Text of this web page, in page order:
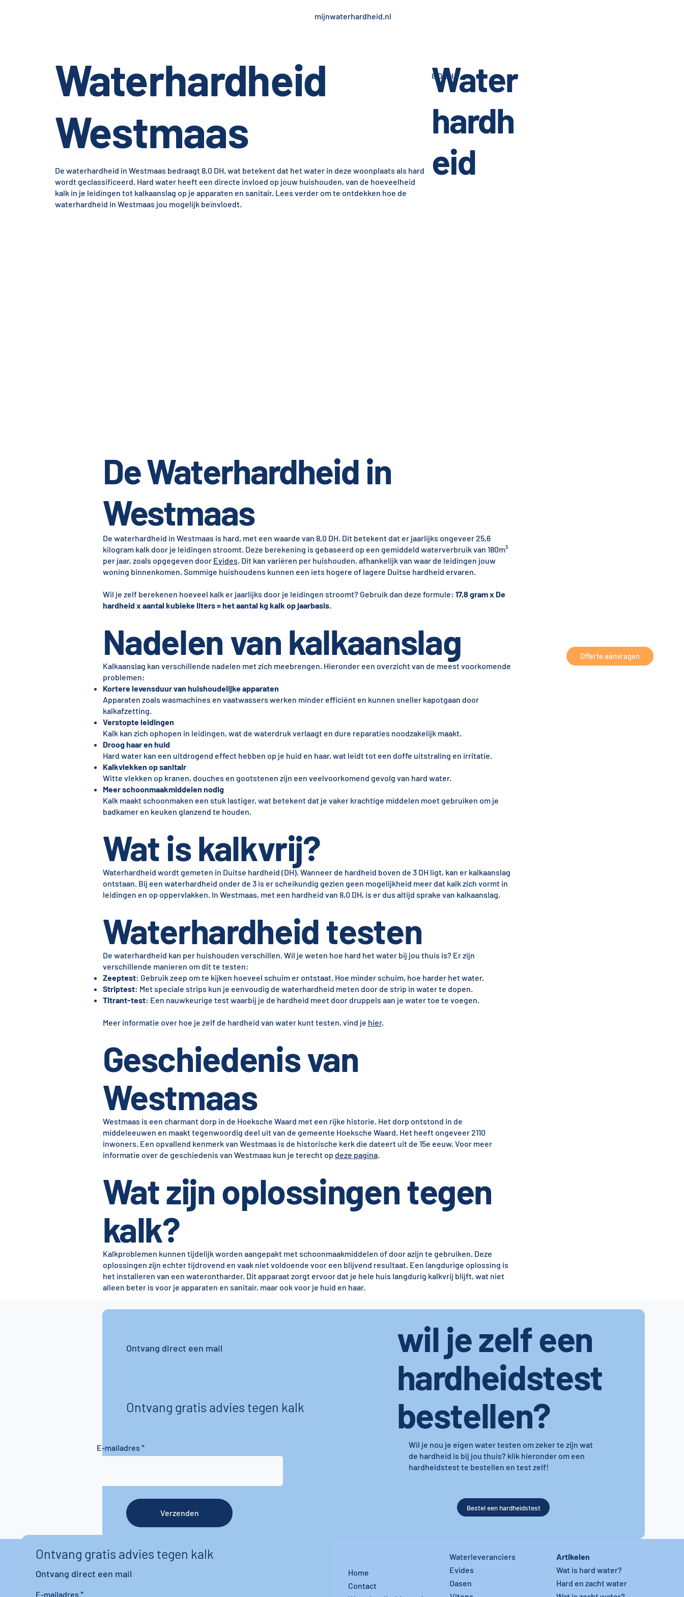
mijnwaterhardheid.nl
Waterhardheid
Westmaas
De waterhardheid in Westmaas bedraagt 8,0 DH, wat betekent dat het water in deze woonplaats als hard
wordt geclassificeerd. Hard water heeft een directe invloed op jouw huishouden, van de hoeveelheid
kalk in je leidingen tot kalkaanslag op je apparaten en sanitair. Lees verder om te ontdekken hoe de
waterhardheid in Westmaas jou mogelijk beïnvloedt.
Water
hardh
eid
8,0 dH
De Waterhardheid in
Westmaas
De waterhardheid in Westmaas is hard, met een waarde van 8,0 DH. Dit betekent dat er jaarlijks ongeveer 25,6
kilogram kalk door je leidingen stroomt. Deze berekening is gebaseerd op een gemiddeld waterverbruik van 180m³
per jaar, zoals opgegeven door Evides. Dit kan variëren per huishouden, afhankelijk van waar de leidingen jouw
woning binnenkomen. Sommige huishoudens kunnen een iets hogere of lagere Duitse hardheid ervaren.
Wil je zelf berekenen hoeveel kalk er jaarlijks door je leidingen stroomt? Gebruik dan deze formule: 17,8 gram x De
hardheid x aantal kubieke liters = het aantal kg kalk op jaarbasis.
Nadelen van kalkaanslag
Kalkaanslag kan verschillende nadelen met zich meebrengen. Hieronder een overzicht van de meest voorkomende
problemen:
Kortere levensduur van huishoudelijke apparaten
Apparaten zoals wasmachines en vaatwassers werken minder efficiënt en kunnen sneller kapotgaan door
kalkafzetting.
Verstopte leidingen
Kalk kan zich ophopen in leidingen, wat de waterdruk verlaagt en dure reparaties noodzakelijk maakt.
Droog haar en huid
Hard water kan een uitdrogend effect hebben op je huid en haar, wat leidt tot een doffe uitstraling en irritatie.
Kalkvlekken op sanitair
Witte vlekken op kranen, douches en gootstenen zijn een veelvoorkomend gevolg van hard water.
Meer schoonmaakmiddelen nodig
Kalk maakt schoonmaken een stuk lastiger, wat betekent dat je vaker krachtige middelen moet gebruiken om je
badkamer en keuken glanzend te houden.
Wat is kalkvrij?
Waterhardheid wordt gemeten in Duitse hardheid (DH). Wanneer de hardheid boven de 3 DH ligt, kan er kalkaanslag
ontstaan. Bij een waterhardheid onder de 3 is er scheikundig gezien geen mogelijkheid meer dat kalk zich vormt in
leidingen en op oppervlakken. In Westmaas, met een hardheid van 8,0 DH, is er dus altijd sprake van kalkaanslag.
Waterhardheid testen
De waterhardheid kan per huishouden verschillen. Wil je weten hoe hard het water bij jou thuis is? Er zijn
verschillende manieren om dit te testen:
Zeeptest: Gebruik zeep om te kijken hoeveel schuim er ontstaat. Hoe minder schuim, hoe harder het water.
Striptest: Met speciale strips kun je eenvoudig de waterhardheid meten door de strip in water te dopen.
Titrant-test: Een nauwkeurige test waarbij je de hardheid meet door druppels aan je water toe te voegen.
Meer informatie over hoe je zelf de hardheid van water kunt testen, vind je hier.
Geschiedenis van
Westmaas
Westmaas is een charmant dorp in de Hoeksche Waard met een rijke historie. Het dorp ontstond in de
middeleeuwen en maakt tegenwoordig deel uit van de gemeente Hoeksche Waard. Het heeft ongeveer 2110
inwoners. Een opvallend kenmerk van Westmaas is de historische kerk die dateert uit de 15e eeuw. Voor meer
informatie over de geschiedenis van Westmaas kun je terecht op deze pagina.
Wat zijn oplossingen tegen
kalk?
Kalkproblemen kunnen tijdelijk worden aangepakt met schoonmaakmiddelen of door azijn te gebruiken. Deze
oplossingen zijn echter tijdrovend en vaak niet voldoende voor een blijvend resultaat. Een langdurige oplossing is
het installeren van een waterontharder. Dit apparaat zorgt ervoor dat je hele huis langdurig kalkvrij blijft, wat niet
alleen beter is voor je apparaten en sanitair, maar ook voor je huid en haar.
Offerte aanvragen
Ontvang gratis advies tegen kalk
Ontvang direct een mail
wil je zelf een
hardheidstest
bestellen?
E-mailadres
Wil je nou je eigen water testen om zeker te zijn wat
de hardheid is bij jou thuis? klik hieronder om een
hardheidstest te bestellen en test zelf!
Verzenden
Bestel een hardheidstest
Ontvang gratis advies tegen kalk
Ontvang direct een mail
E-mailadres
Home
Contact
Waterleveranciers
Evides
Oasen
Artikelen
Wat is hard water?
Hard en zacht water